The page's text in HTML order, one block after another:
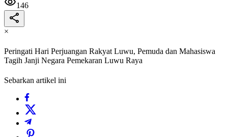
146
×
Peringati Hari Perjuangan Rakyat Luwu, Pemuda dan Mahasiswa
Tagih Janji Negara Pemekaran Luwu Raya
Sebarkan artikel ini